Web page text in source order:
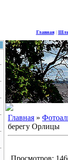
Главная|
Главная »
берегу Орлицы
Просмотров: